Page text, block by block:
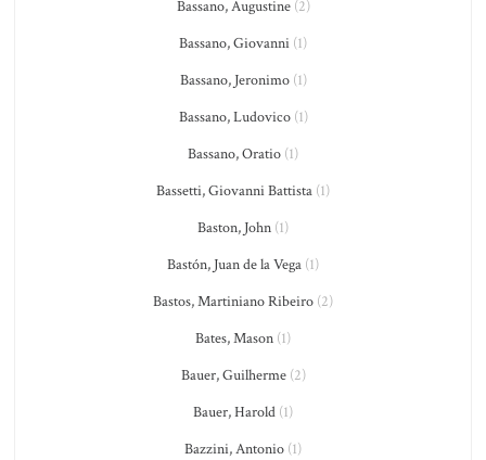
Bassano, Augustine(2)
Bassano, Giovanni (1)
Bassano, Jeronimo(1)
Bassano, Ludovico(1)
Bassano, Oratio (1)
Bassetti, Giovanni Battista (1)
Baston, John (1)
Bastón, Juan de la Vega (1)
Bastos, Martiniano Ribeiro (2)
Bates, Mason (1)
Bauer, Guilherme(2)
Bauer, Harold (1)
Bazzini, Antonio (1)